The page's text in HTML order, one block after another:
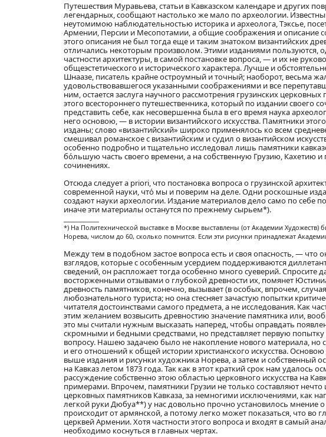
Путешествия Муравьева, статьи в Кавказском календаре и других
легендарных, сообщают настолько же мало по археологии.
неутомимою наблюдательностью историка и археолога, Тэксье,
Армении, Персии и Месопотамии, а общие соображения и описание
этого описания не был тогда еще и таким знатоком византийских
отличались некоторым произволом. Этими изданиями пользуются,
частности архитектуры, в самой постановке вопроса, — и их не
общеэстетического и исторического характера. Лучше и
Шнаазе, писатель крайне остроумный и точный; наоборот, весьма
удовольствовавшегося указанными соображениями и все
ним, остается заслуга научного рассмотрения грузинских
этого всестороннего путешественника, который по издании
представить себе, как несовершенна была в его время наука
него основою, — в истории византийского искусства. Памятники
изданы; слово «византийский» широко применялось ко всем
смешивал романское с византийским и судил о византийском
особенно подробно и тщательно исследовал лишь памятники
бо́льшую часть своего времени, а на собственную Грузию, Кахетию
сочинениях.
Отсюда следует a priori, что постановка вопроса о грузинской
современной науки, что́ мы и поверим на деле. Одни роскошные
создают науки археологии. Издание материалов дело само по себе
иначе эти материалы останутся по прежнему сырьем*).
*) На Политехнической выставке в Москве выставлены (от Академии
Норева, числом до 60, сколько помнится. Если эти рисунки принадлежат
Между тем в подобном застое вопроса есть и своя опасность, —
взглядов, которые с особенным усердием поддерживаются
сведений, он распложает тогда особенно много суеверий. Спросите
восторженными отзывами о глубокой древности их, помянет
древность памятников, конечно, вызывает (в особых, впрочем,
любознательного туриста; но она стесняет зачастую попытки
читателя достоинствами самого предмета, а не исследования. Как
этим желанием возвысить древностию значение памятника или,
это мы считали нужным высказать наперед, чтобы оправдать
скромными и бедными средствами, но представляет первую
вопросу. Нашею задачею было не накопление нового материала, но
и его отношений к общей истории христианского искусства.
выше издания и рисунки художника Норева, а затем и собственный
на Кавказ летом 1873 года. Так как в этот краткий срок нам
рассуждение собственно этою областью церковного искусства на
примерами. Впрочем, памятники Грузии не только составляют нечто
церковных памятников Кавказа, за немногими исключениями, как
легкой руки Дюбуа**) у нас довольно прочно установилось мнение
происходит от армянской, а потому легко может показаться, что во
церквей Армении. Хотя частности этого вопроса и входят в самый
необходимо коснуться в главных чертах.